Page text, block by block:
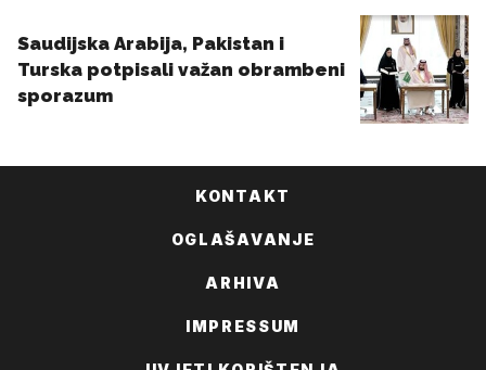
KONTAKT
OGLAŠAVANJE
ARHIVA
IMPRESSUM